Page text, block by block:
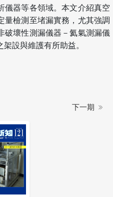
儀器等各領域。本文介紹真空
量檢測至堵漏實務，尤其強調
破壞性測漏儀器－氦氣測漏儀
設與維護有所助益。
下一期